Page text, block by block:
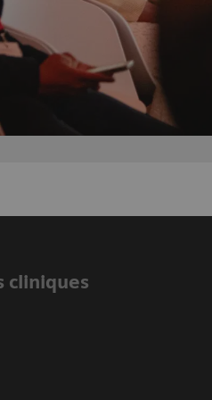
cliniques